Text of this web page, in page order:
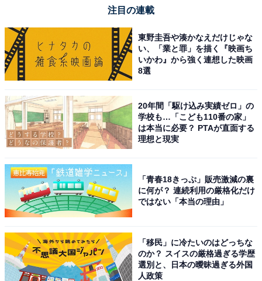
注目の連載
東野圭吾や湊かなえだけじゃな
い、「業と罪」を描く『映画ち
いかわ』から強く連想した映画
8選
20年間「駆け込み実績ゼロ」の
学校も…「こども110番の家」
は本当に必要？ PTAが直面する
理想と現実
「青春18きっぷ」販売激減の裏
に何が？ 連続利用の厳格化だけ
ではない「本当の理由」
「移民」に冷たいのはどっちな
のか？ スイスの厳格過ぎる学歴
選別と、日本の曖昧過ぎる外国
人政策